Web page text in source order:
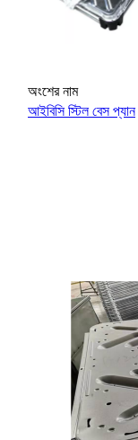
অংশের নাম
আইবিসি স্টিল বেস প্যান